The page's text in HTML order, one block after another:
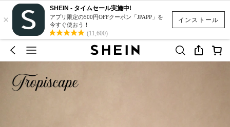
インストール
×
SHEIN - タイムセール実施中!
アプリ限定の500円OFFクーポン「JPAPP」を
今すぐ使おう！
(11,600)